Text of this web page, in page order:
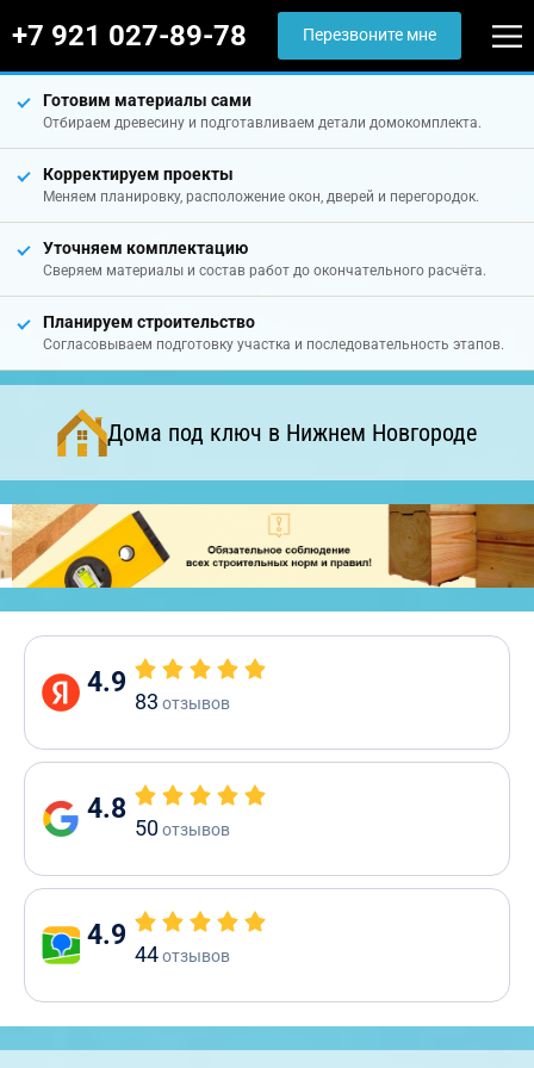
+7 921 027-89-78 Перезвоните мне
Готовим материалы сами
Отбираем древесину и подготавливаем детали домокомплекта.
Корректируем проекты
Меняем планировку, расположение окон, дверей и перегородок.
Уточняем комплектацию
Сверяем материалы и состав работ до окончательного расчёта.
Планируем строительство
Согласовываем подготовку участка и последовательность этапов.
Дома под ключ в Нижнем Новгороде
4.9
83 отзывов
4.8
50отзывов
4.9
44отзывов